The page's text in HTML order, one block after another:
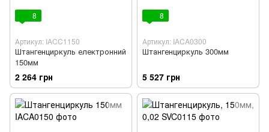
8
Артикул: IACC1150
Штангенциркуль електронний
150мм
2 264 грн
8
Артикул: IACA0300
Штангенциркуль 300мм
5 527 грн